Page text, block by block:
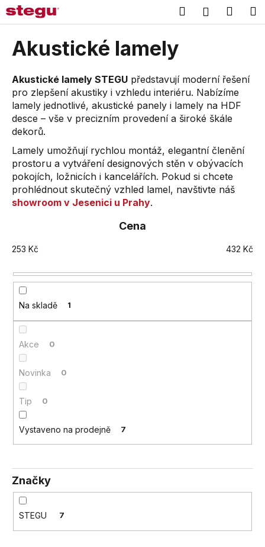
Přejít
na
obsah
HledatPřihlášení
Akustické lamely
Akustické lamely STEGU představují moderní řešení
pro zlepšení akustiky i vzhledu interiéru. Nabízíme
lamely jednotlivé, akustické panely i lamely na HDF
desce – vše v precizním provedení a široké škále
dekorů.
Lamely umožňují rychlou montáž, elegantní členění
prostoru a vytváření designových stěn v obývacích
pokojích, ložnicích i kancelářích. Pokud si chcete
prohlédnout skutečný vzhled lamel, navštivte náš
showroom v Jesenici u Prahy.
Cena
253 Kč 432 Kč
Na skladě 1
Akce 0
Novinka 0
Tip 0
Vystaveno na prodejně 7
Značky
STEGU 7
K
o
o
p
o
t
e
b
u
j
e
a
t
?
o
p
o
č